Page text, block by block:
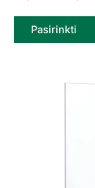
Pasirinkti